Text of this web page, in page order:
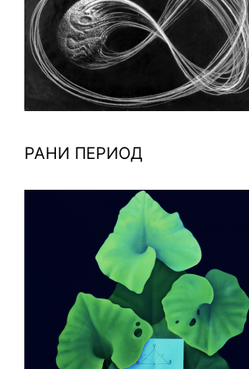
РАНИ ПЕРИОД